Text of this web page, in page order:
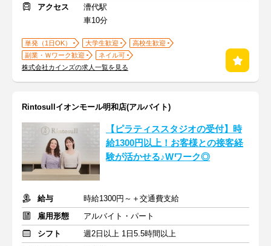
アクセス
漕代駅
車10分
単発（1日OK） 大学生歓迎
高校生歓迎
副業・Ｗワーク歓迎
ネイル可
株式会社カインズの求人一覧を見る
Rintosullイオンモール明和店(アルバイト)
【ピラティススタジオの受付】時
給1300円以上！お客様との接客経
験が活かせる♪Wワーク◎
給与
時給1300円～＋交通費支給
雇用形態
アルバイト・パート
シフト
週2日以上 1日5.5時間以上